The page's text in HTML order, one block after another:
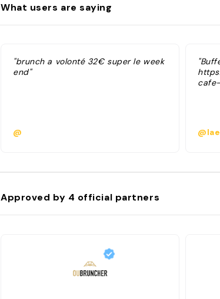
What users are saying
"brunch a volonté 32€ super le week
end"
@
Approved by 4 official partners